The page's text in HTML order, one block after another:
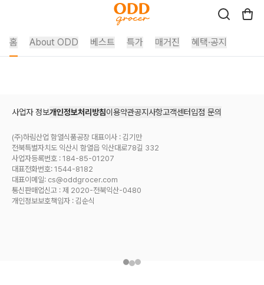
홈 About ODD 베스트 특가 매거진 혜택·공지
사업자 정보개인정보처리방침이용약관공지사항고객센터 입점 문의
(주)하림산업 함열식품공장 대표이사 : 김기만
전북특별자치도 익산시 함열읍 익산대로78길 332
사업자등록번호 : 184-85-01207
대표전화번호: 1544-8182
대표이메일: cs@oddgrocer.com
통신판매업신고 : 제 2020-전북익산-0480
개인정보보호책임자 : 김순식